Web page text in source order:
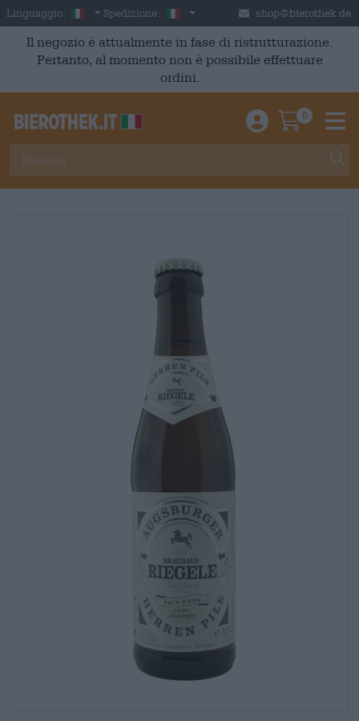
Skip to main content
Linguaggio: Italian
Spedizione: Italia shop@bierothek.de
Il negozio è attualmente in fase di ristrutturazione.
Pertanto, al momento non è possibile effettuare
ordini.
Einloggen /
0